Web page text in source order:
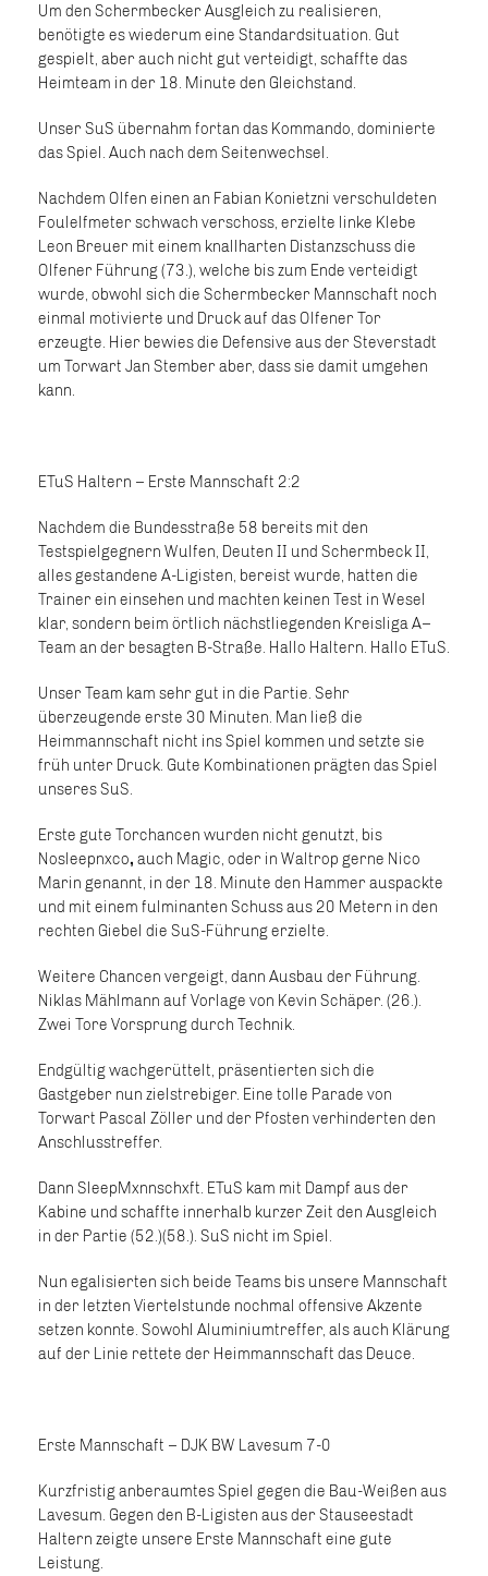
Um den Schermbecker Ausgleich zu realisieren,
benötigte es wiederum eine Standardsituation. Gut
gespielt, aber auch nicht gut verteidigt, schaffte das
Heimteam in der 18. Minute den Gleichstand.
Unser SuS übernahm fortan das Kommando, dominierte
das Spiel. Auch nach dem Seitenwechsel.
Nachdem Olfen einen an Fabian Konietzni verschuldeten
Foulelfmeter schwach verschoss, erzielte linke Klebe
Leon Breuer mit einem knallharten Distanzschuss die
Olfener Führung (73.), welche bis zum Ende verteidigt
wurde, obwohl sich die Schermbecker Mannschaft noch
einmal motivierte und Druck auf das Olfener Tor
erzeugte. Hier bewies die Defensive aus der Steverstadt
um Torwart Jan Stember aber, dass sie damit umgehen
kann.
ETuS Haltern – Erste Mannschaft 2:2
Nachdem die Bundesstraße 58 bereits mit den
Testspielgegnern Wulfen, Deuten II und Schermbeck II,
alles gestandene A-Ligisten, bereist wurde, hatten die
Trainer ein einsehen und machten keinen Test in Wesel
klar, sondern beim örtlich nächstliegenden Kreisliga A–
Team an der besagten B-Straße. Hallo Haltern. Hallo ETuS.
Unser Team kam sehr gut in die Partie. Sehr
überzeugende erste 30 Minuten. Man ließ die
Heimmannschaft nicht ins Spiel kommen und setzte sie
früh unter Druck. Gute Kombinationen prägten das Spiel
unseres SuS.
Erste gute Torchancen wurden nicht genutzt, bis
Nosleepnxco, auch Magic, oder in Waltrop gerne Nico
Marin genannt, in der 18. Minute den Hammer auspackte
und mit einem fulminanten Schuss aus 20 Metern in den
rechten Giebel die SuS-Führung erzielte.
Weitere Chancen vergeigt, dann Ausbau der Führung.
Niklas Mählmann auf Vorlage von Kevin Schäper. (26.).
Zwei Tore Vorsprung durch Technik.
Endgültig wachgerüttelt, präsentierten sich die
Gastgeber nun zielstrebiger. Eine tolle Parade von
Torwart Pascal Zöller und der Pfosten verhinderten den
Anschlusstreffer.
Dann SleepMxnnschxft. ETuS kam mit Dampf aus der
Kabine und schaffte innerhalb kurzer Zeit den Ausgleich
in der Partie (52.)(58.). SuS nicht im Spiel.
Nun egalisierten sich beide Teams bis unsere Mannschaft
in der letzten Viertelstunde nochmal offensive Akzente
setzen konnte. Sowohl Aluminiumtreffer, als auch Klärung
auf der Linie rettete der Heimmannschaft das Deuce.
Erste Mannschaft – DJK BW Lavesum 7-0
Kurzfristig anberaumtes Spiel gegen die Bau-Weißen aus
Lavesum. Gegen den B-Ligisten aus der Stauseestadt
Haltern zeigte unsere Erste Mannschaft eine gute
Leistung.